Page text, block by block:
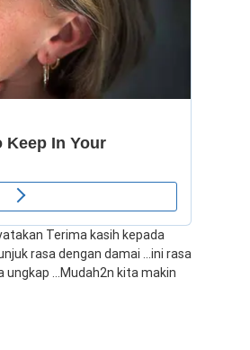
Terima kasih kepada
rasa dengan damai …ini rasa
ungkap …Mudah2n kita makin